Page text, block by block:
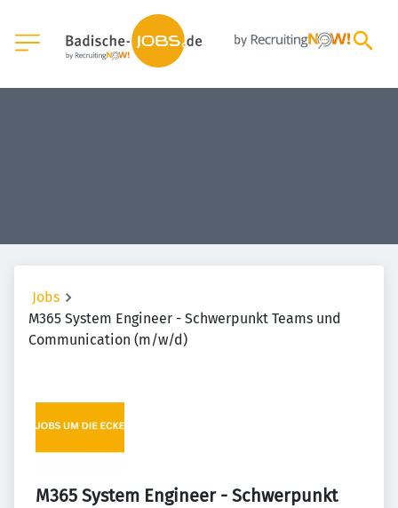
Jobs
M365 System Engineer - Schwerpunkt Teams und
Communication (m/w/d)
M365 System Engineer - Schwerpunkt